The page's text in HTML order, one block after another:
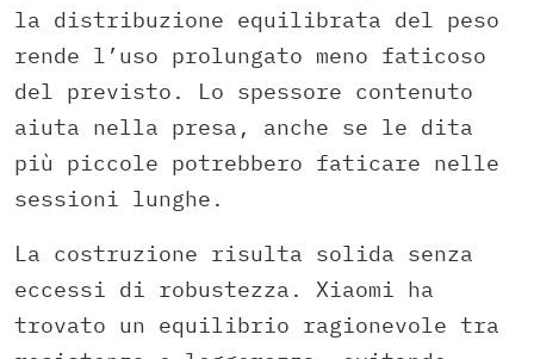
la distribuzione equilibrata del peso
rende l’uso prolungato meno faticoso
del previsto. Lo spessore contenuto
aiuta nella presa, anche se le dita
più piccole potrebbero faticare nelle
sessioni lunghe.
La costruzione risulta solida senza
eccessi di robustezza. Xiaomi ha
trovato un equilibrio ragionevole tra